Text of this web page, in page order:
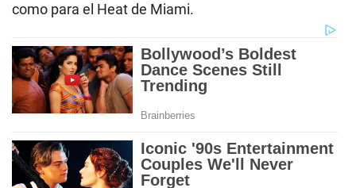
como para el Heat de Miami.